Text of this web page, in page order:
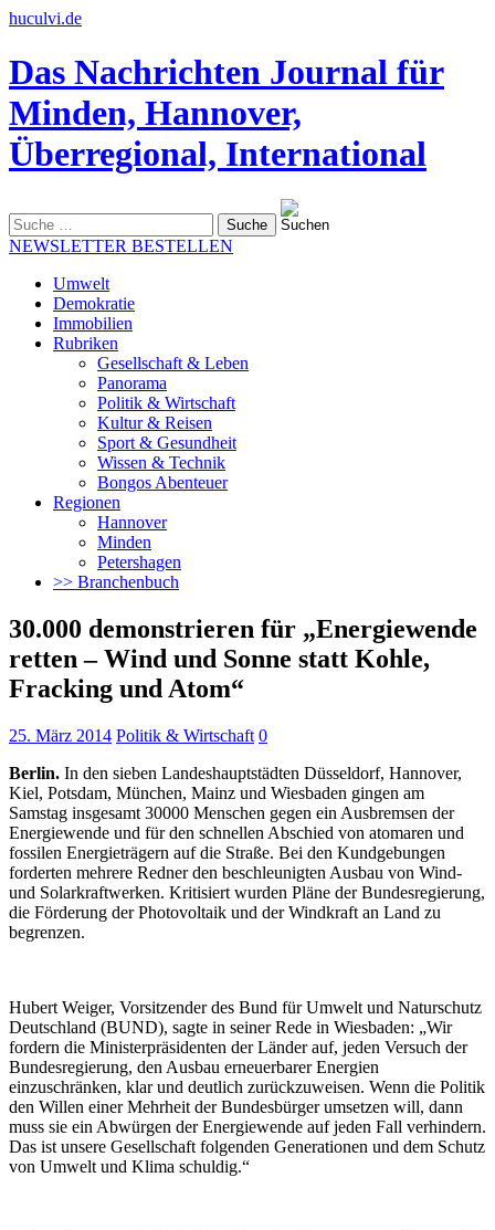
huculvi.de
Das Nachrichten Journal für
Minden, Hannover,
Überregional, International
nach:
NEWSLETTER BESTELLEN
Umwelt
Demokratie
Immobilien
Rubriken
Gesellschaft & Leben
Panorama
Politik & Wirtschaft
Kultur & Reisen
Sport & Gesundheit
Wissen & Technik
Bongos Abenteuer
Regionen
Hannover
Minden
Petershagen
>> Branchenbuch
30.000 demonstrieren für „Energiewende
retten – Wind und Sonne statt Kohle,
Fracking und Atom“
25. März 2014 Politik & Wirtschaft 0
Berlin. In den sieben Landeshauptstädten Düsseldorf, Hannover,
Kiel, Potsdam, München, Mainz und Wiesbaden gingen am
Samstag insgesamt 30000 Menschen gegen ein Ausbremsen der
Energiewende und für den schnellen Abschied von atomaren und
fossilen Energieträgern auf die Straße. Bei den Kundgebungen
forderten mehrere Redner den beschleunigten Ausbau von Wind-
und Solarkraftwerken. Kritisiert wurden Pläne der Bundesregierung,
die Förderung der Photovoltaik und der Windkraft an Land zu
begrenzen.
Hubert Weiger, Vorsitzender des Bund für Umwelt und Naturschutz
Deutschland (BUND), sagte in seiner Rede in Wiesbaden: „Wir
fordern die Ministerpräsidenten der Länder auf, jeden Versuch der
Bundesregierung, den Ausbau erneuerbarer Energien
einzuschränken, klar und deutlich zurückzuweisen. Wenn die Politik
den Willen einer Mehrheit der Bundesbürger umsetzen will, dann
muss sie ein Abwürgen der Energiewende auf jeden Fall verhindern.
Das ist unsere Gesellschaft folgenden Generationen und dem Schutz
von Umwelt und Klima schuldig.“